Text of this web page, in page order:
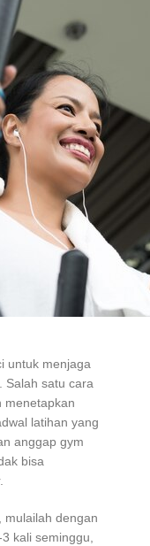
untuk menjaga
Salah satu cara
menetapkan
latihan yang
anggap gym
bisa
mulailah dengan
kali seminggu,